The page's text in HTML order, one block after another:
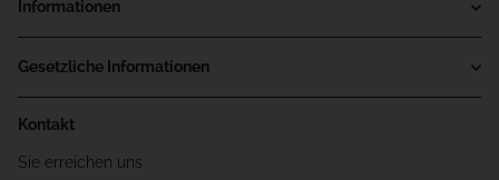
Informationen
Gesetzliche Informationen
Kontakt
Sie erreichen uns